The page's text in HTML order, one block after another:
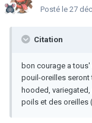
Posté le 27
Citation
bon courage a
pouil-oreilles seront
hooded,
poils et des oreilles